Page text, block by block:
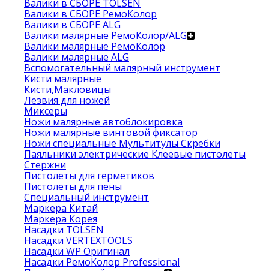
Валики в СБОРЕ TOLSEN
Валики в СБОРЕ РемоКолор
Валики в СБОРЕ ALG
Валики малярные РемоКолор/ALG
Валики малярные РемоКолор
Валики малярные ALG
Вспомогательный малярный инструмент
Кисти малярные
Кисти,Макловицы
Лезвия для ножей
Миксеры
Ножи малярные автоблокировка
Ножи малярные винтовой фиксатор
Ножи специальные Мультитулы Скребки
Паяльники электрические Клеевые пистолеты
Стержни
Пистолеты для герметиков
Пистолеты для пены
Специальный инструмент
Маркера Китай
Маркера Корея
Насадки TOLSEN
Насадки VERTEXTOOLS
Насадки WP Оригинал
Насадки РемоКолор Professional